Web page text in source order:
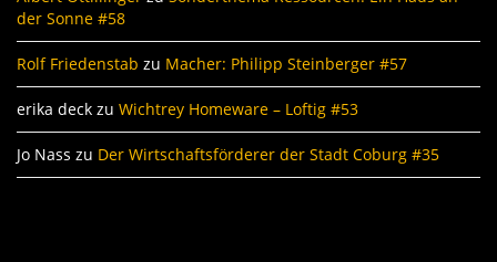
der Sonne #58
Rolf Friedenstab zu Macher: Philipp Steinberger #57
erika deck zu Wichtrey Homeware – Loftig #53
Jo Nass zu Der Wirtschaftsförderer der Stadt Coburg #35